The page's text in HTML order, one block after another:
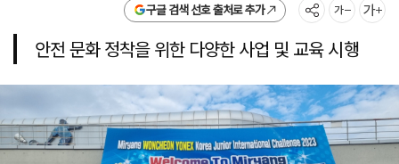
구글 검색 선호 출처로 추가
안전 문화 정착을 위한 다양한 사업 및 교육 시행